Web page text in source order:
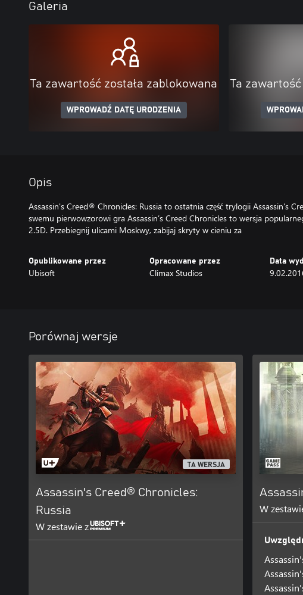
Galeria
Ta zawartość została zablokowana
WPROWADŹ DATĘ URODZENIA
Ta
Opis
Assassin's Creed® Chronicles: Russia to ostatnia część trylogii Assassin's
swemu pierwowzorowi gra Assassin’s Creed Chronicles to wersja
2.5D. Przebiegnij ulicami Moskwy, zabijaj skryty w cieniu za
Opublikowane przez
Ubisoft
Opracowane przez
Climax Studios
Data
Porównaj wersje
TA WERSJA
Assassin's Creed® Chronicles:
Russia
W zestawie z
W